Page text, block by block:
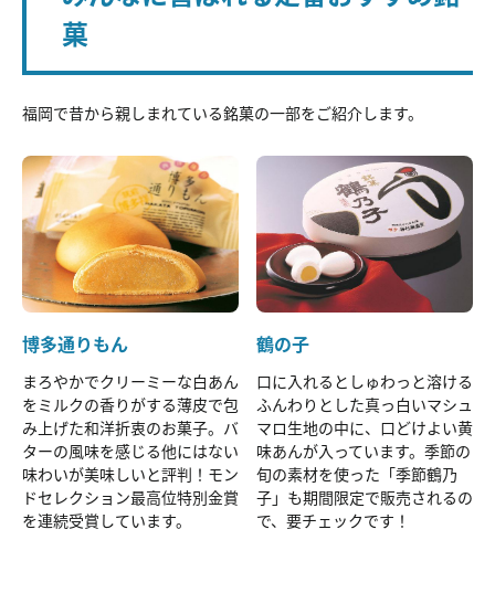
菓
福岡で昔から親しまれている銘菓の一部をご紹介します。
博多通りもん
まろやかでクリーミーな白あん
をミルクの香りがする薄皮で包
み上げた和洋折衷のお菓子。バ
ターの風味を感じる他にはない
味わいが美味しいと評判！モン
ドセレクション最高位特別金賞
を連続受賞しています。
鶴の子
口に入れるとしゅわっと溶ける
ふんわりとした真っ白いマシュ
マロ生地の中に、口どけよい黄
味あんが入っています。季節の
旬の素材を使った「季節鶴乃
子」も期間限定で販売されるの
で、要チェックです！